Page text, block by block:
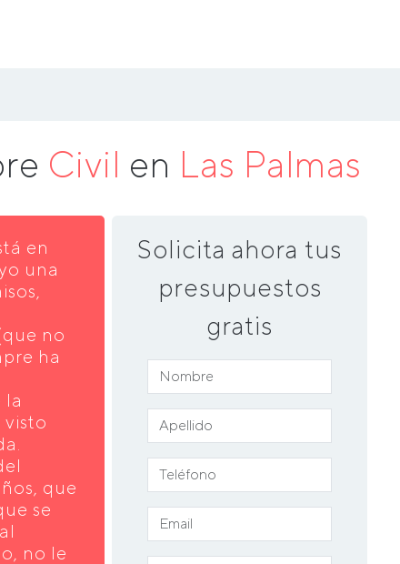
Civil en Las Palmas
en
una
no
ha
la
visto
que
se
no le
Solicita ahora tus
presupuestos
gratis